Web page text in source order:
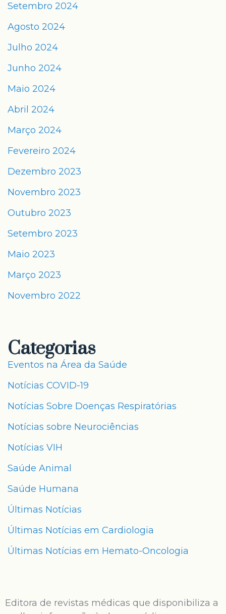
Setembro 2024
Agosto 2024
Julho 2024
Junho 2024
Maio 2024
Abril 2024
Março 2024
Fevereiro 2024
Dezembro 2023
Novembro 2023
Outubro 2023
Setembro 2023
Maio 2023
Março 2023
Novembro 2022
Categorias
Eventos na Área da Saúde
Notícias COVID-19
Notícias Sobre Doenças Respiratórias
Notícias sobre Neurociências
Notícias VIH
Saúde Animal
Saúde Humana
Últimas Notícias
Últimas Notícias em Cardiologia
Últimas Notícias em Hemato-Oncologia
Editora de revistas médicas que disponibiliza a